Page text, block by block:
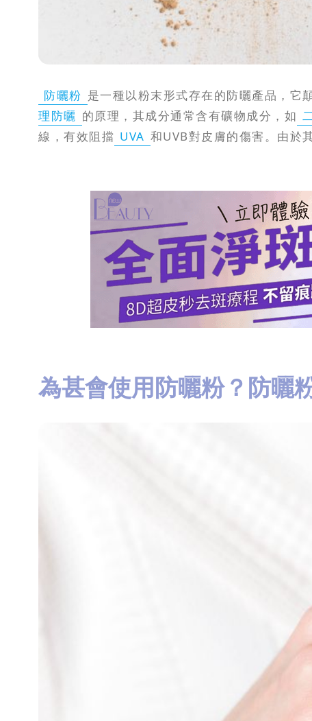
防曬粉 是一種以粉末形式存在的防曬產品，它
理防曬 的原理，其成分通常含有礦物成分，如
線，有效阻擋 UVA 和UVB對皮膚的傷害。由於
為甚會使用防曬粉？防曬